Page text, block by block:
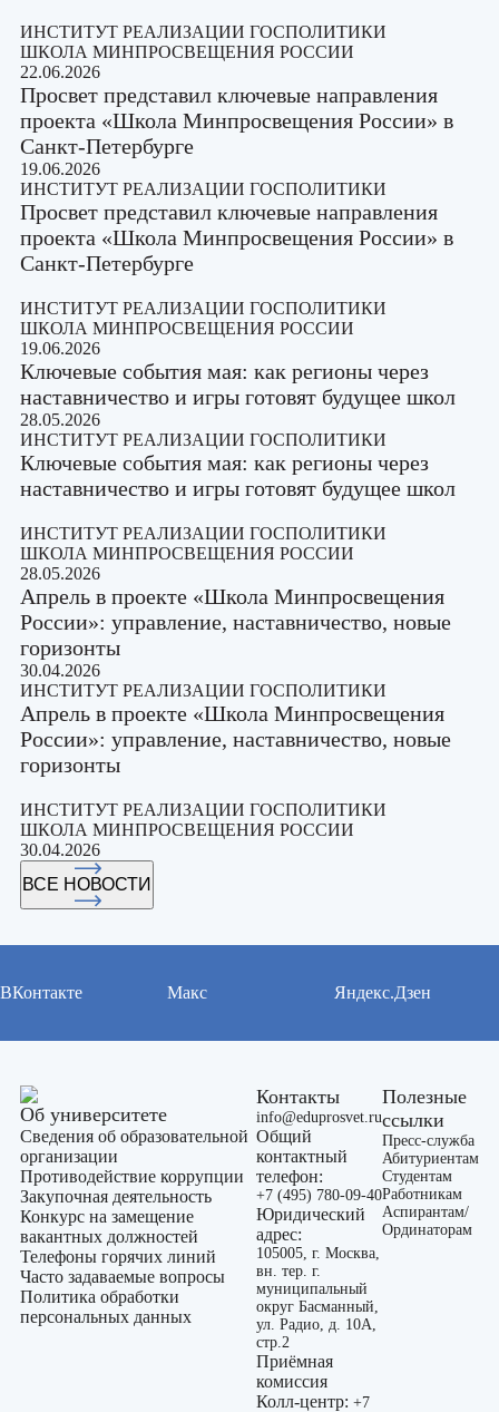
ИНСТИТУТ РЕАЛИЗАЦИИ ГОСПОЛИТИКИ
ШКОЛА МИНПРОСВЕЩЕНИЯ РОССИИ
22.06.2026
Просвет представил ключевые направления
проекта «Школа Минпросвещения России» в
Санкт-Петербурге
19.06.2026
ИНСТИТУТ РЕАЛИЗАЦИИ ГОСПОЛИТИКИ
Просвет представил ключевые направления
проекта «Школа Минпросвещения России» в
Санкт-Петербурге
ИНСТИТУТ РЕАЛИЗАЦИИ ГОСПОЛИТИКИ
ШКОЛА МИНПРОСВЕЩЕНИЯ РОССИИ
19.06.2026
Ключевые события мая: как регионы через
наставничество и игры готовят будущее школ
28.05.2026
ИНСТИТУТ РЕАЛИЗАЦИИ ГОСПОЛИТИКИ
Ключевые события мая: как регионы через
наставничество и игры готовят будущее школ
ИНСТИТУТ РЕАЛИЗАЦИИ ГОСПОЛИТИКИ
ШКОЛА МИНПРОСВЕЩЕНИЯ РОССИИ
28.05.2026
Апрель в проекте «Школа Минпросвещения
России»: управление, наставничество, новые
горизонты
30.04.2026
ИНСТИТУТ РЕАЛИЗАЦИИ ГОСПОЛИТИКИ
Апрель в проекте «Школа Минпросвещения
России»: управление, наставничество, новые
горизонты
ИНСТИТУТ РЕАЛИЗАЦИИ ГОСПОЛИТИКИ
ШКОЛА МИНПРОСВЕЩЕНИЯ РОССИИ
30.04.2026
ВСЕ НОВОСТИ
ВКонтакте Макс Яндекс.Дзен
Об университете
Сведения об образовательной
организации
Противодействие коррупции
Закупочная деятельность
Конкурс на замещение
вакантных должностей
Телефоны горячих линий
Часто задаваемые вопросы
Политика обработки
персональных данных
Контакты
info@eduprosvet.ru
Общий
контактный
телефон:
+7 (495) 780-09-40
Юридический
адрес:
105005, г. Москва,
вн. тер. г.
муниципальный
округ Басманный,
ул. Радио, д. 10А,
стр.2
Приёмная
комиссия
Колл-центр: +7
Полезные
ссылки
Пресс-служба
Абитуриентам
Студентам
Работникам
Аспирантам/
Ординаторам